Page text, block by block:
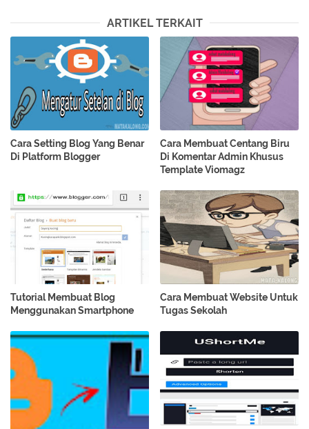
ARTIKEL TERKAIT
Cara Setting Blog Yang Benar
Di Platform Blogger
Cara Membuat Centang Biru
Di Komentar Admin Khusus
Template Viomagz
Tutorial Membuat Blog
Menggunakan Smartphone
Cara Membuat Website Untuk
Tugas Sekolah